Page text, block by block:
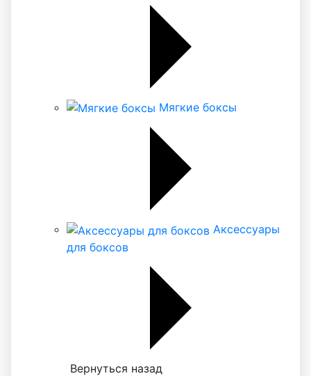
Мягкие боксы
Аксессуары
для боксов
Вернуться назад